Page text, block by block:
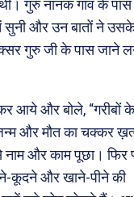
गुरु नानक गांव के पास
सुनी और उन बातों ने
गुरु जी के पास जाने
आये और बोले, “गरीबों के
और मौत का चक्कर
और काम पूछा। फिर
कूदने और खाने-पीने की